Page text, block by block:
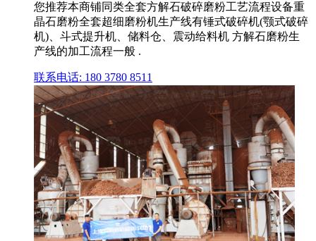
您推荐本商铺同类全套方解石破碎磨粉工艺流程设备重
晶石磨粉全套超细磨粉机生产线有锤式破碎机(颚式破碎
机)、斗式提升机、储料仓、震动给料机 方解石磨粉生
产线的加工流程一般 .
联系电话: 180 3780 8511